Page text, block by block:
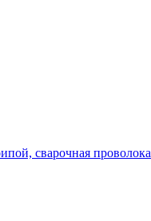
сварочная проволока